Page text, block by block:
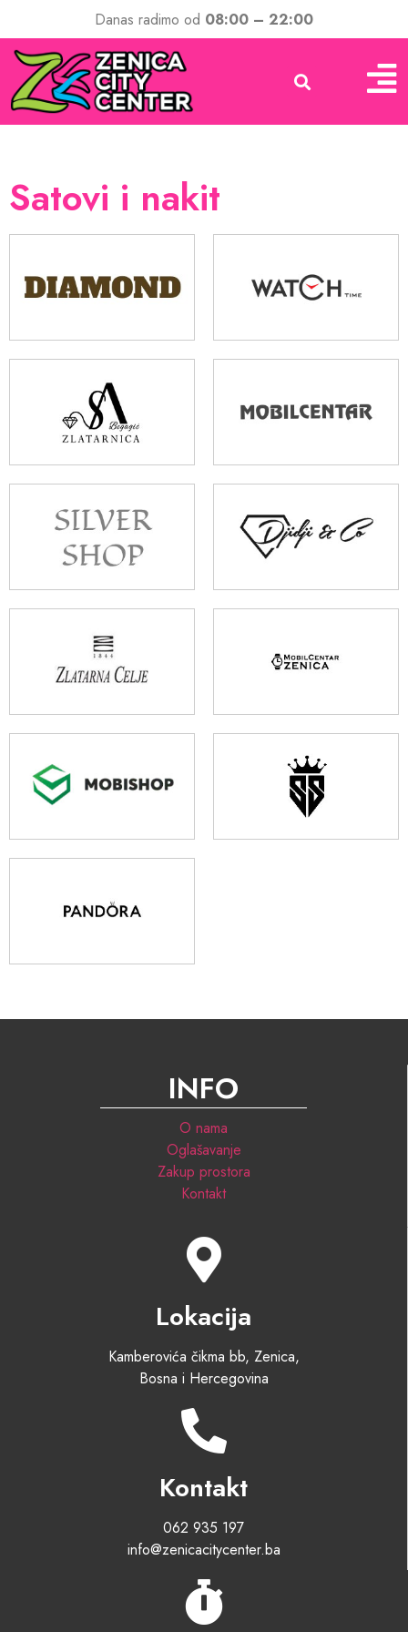
Danas radimo od 08:00 – 22:00
Satovi i nakit
INFO
O nama
Oglašavanje
Zakup prostora
Kontakt
Lokacija
Kamberovića čikma bb, Zenica,
Bosna i Hercegovina
Kontakt
062 935 197
info@zenicacitycenter.ba